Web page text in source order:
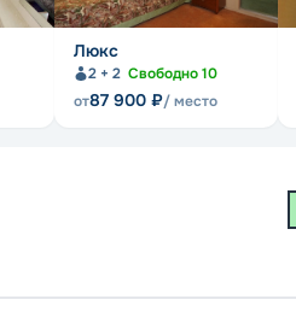
Люкс
2 + 2 Свободно10
от87 900 ₽/ место